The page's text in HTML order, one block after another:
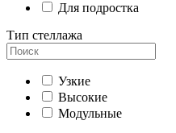
Для подростка
Тип стеллажа
Узкие
Высокие
Модульные